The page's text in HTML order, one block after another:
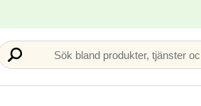
Sök bland produkter, tjänster